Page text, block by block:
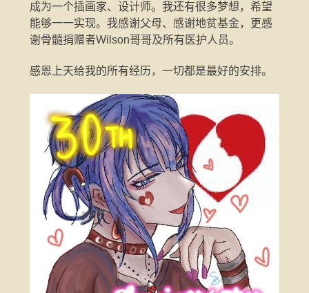
成为一个插画家、设计师。我还有很多梦想，希望
能够一一实现。我感谢父母、感谢地贫基金，更感
谢骨髓捐赠者Wilson哥哥及所有医护人员。
感恩上天给我的所有经历，一切都是最好的安排。